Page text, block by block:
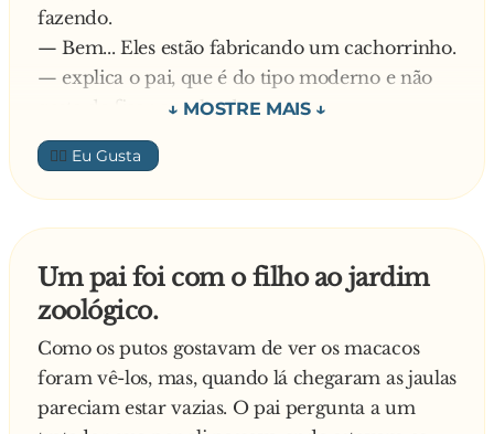
â?? Olha, eu acho que tenho uma solução...
â?? Diga, por favor! â?? pediu o diretor â??
Estamos ficando aflitos!
â?? Tem um moço que faz a limpeza das jaulas,
O diretor não vê outra opção e chama o Tonho
em sua sala.
â?? O zoológico precisa de você! â?? diz o diretor
ao homem da limpeza â?? Como você sabe a
gorila está no cio e nós não encontramos
fazendo.
— Bem... Eles estão fabricando um cachorrinho.
— explica o pai, que é do tipo moderno e não
gosta de ficar enrolando.
Naquela mesma noite, o garotinho entra no
quarto dos pais e os encontra em pleno ato de
amor. Diante da pergunta inevitável e, para
manter a coerência, o pai responde:
você, meu filho...
O garoto corta na hora:
— Ah, não, pai! Então bota a mamãe naquela
outra posição, porque eu prefiro ganhar um
cachorrinho!
👍🏼
Um pai foi com o filho ao jardim
zoológico.
Como os putos gostavam de ver os macacos
foram vê-los, mas, quando lá chegaram as jaulas
pareciam estar vazias. O pai pergunta a um